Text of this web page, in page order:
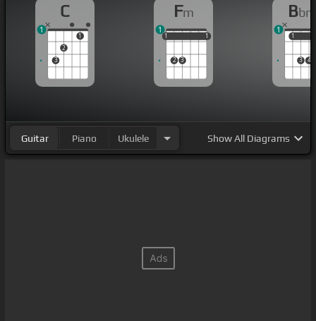
[Bbm]bueno de licor, nada[G]remedias con llanto,
nada [Fm]remedias con vino,
C
3
2
1
1
Fm
1
2 3
1
1 1
1
Bbm
1
3 4
1
1
Guitar Piano Ukulele ShowAll Diagrams